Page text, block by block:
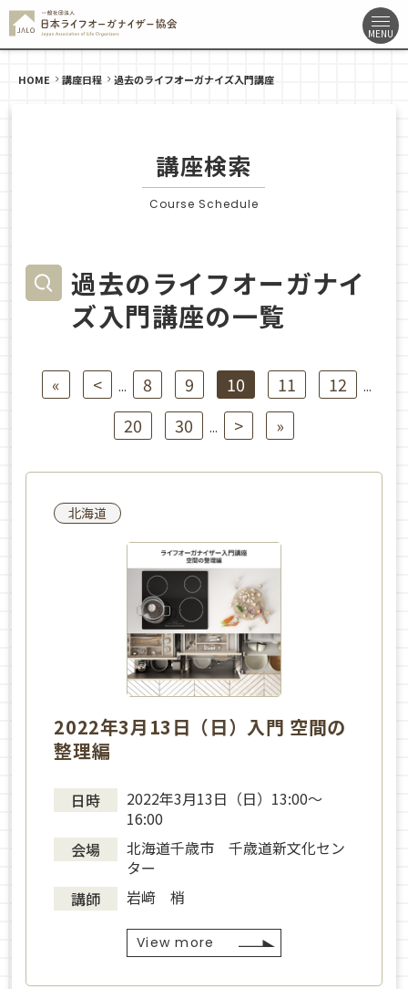
HOME 講座日程 過去のライフオーガナイズ入門講座
講座検索
Course Schedule
過去のライフオーガナイ
ズ入門講座の一覧
« < ... 8 9 10 11 12 ...
20 30 ... > »
北海道
2022年3月13日（日）入門 空間の
整理編
日時
2022年3月13日（日）13:00〜
16:00
会場
北海道千歳市 千歳道新文化セン
ター
講師
岩﨑 梢
View more